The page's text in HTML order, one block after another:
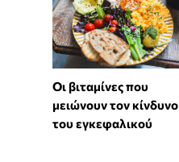
Οι βιταμίνες που
μειώνουν τον κίνδυνο
του εγκεφαλικού